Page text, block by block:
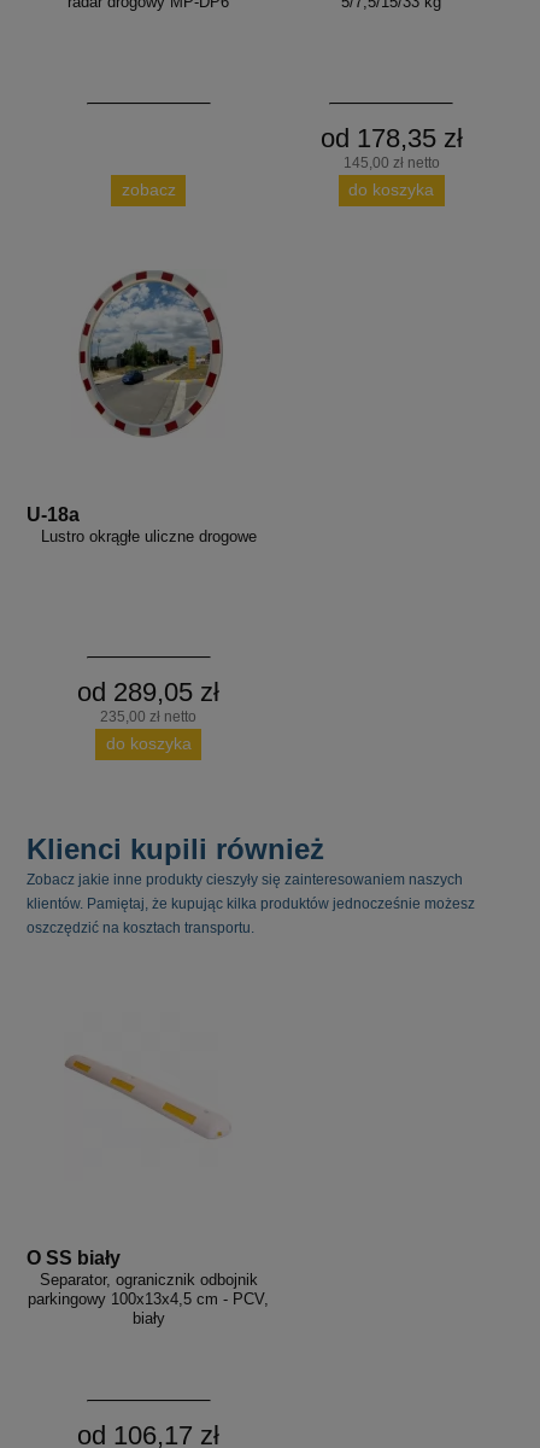
zobacz
od 178,35 zł
145,00 zł netto
do koszyka
U-18a
Lustro okrągłe uliczne drogowe
od 289,05 zł
235,00 zł netto
do koszyka
Klienci kupili również
Zobacz jakie inne produkty cieszyły się zainteresowaniem naszych
klientów. Pamiętaj, że kupując kilka produktów jednocześnie możesz
oszczędzić na kosztach transportu.
O SS biały
Separator, ogranicznik odbojnik
parkingowy 100x13x4,5 cm - PCV,
biały
od 106,17 zł